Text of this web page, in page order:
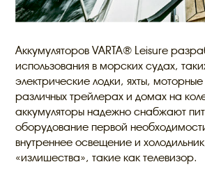
Аккумуляторов VARTA® Leisure
использования в морских судах,
электрические лодки, яхты,
различных трейлерах и домах на
аккумуляторы надежно снабжают
оборудование первой
внутреннее освещение и
«излишества», такие как телевизор.